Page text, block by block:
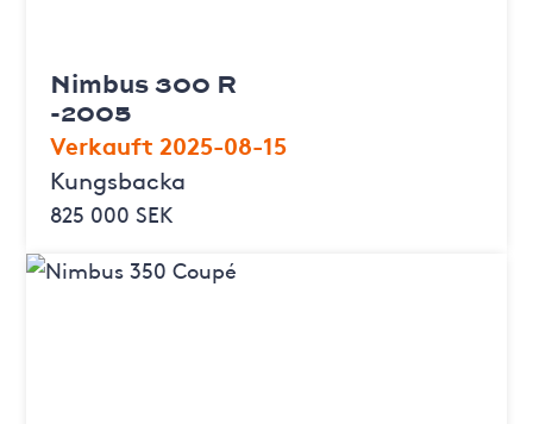
Nimbus 300 R
-2005
Verkauft 2025-08-15
Kungsbacka
825 000 SEK